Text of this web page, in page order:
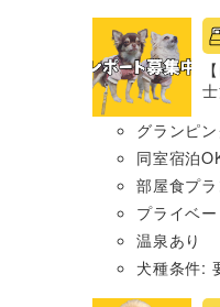
グランピ
同室宿泊
部屋食プラ
プライベ
温泉あり
犬種条件: